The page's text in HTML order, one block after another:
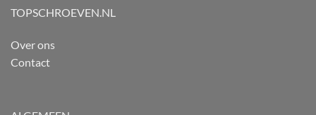
TOPSCHROEVEN.NL
Over ons
Contact